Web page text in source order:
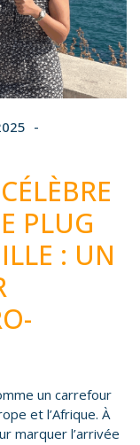
PLUG
: UN
un carrefour
et l’Afrique. À
marquer l’arrivée